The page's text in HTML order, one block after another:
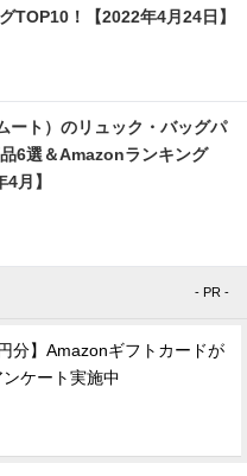
TOP10！【2022年4月24日】
ート）のリュック・バッグパ
6選＆Amazonランキング
月】
- PR -
分】Amazonギフトカードが
ケート実施中